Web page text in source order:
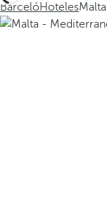
BarcelóHotelesMalta